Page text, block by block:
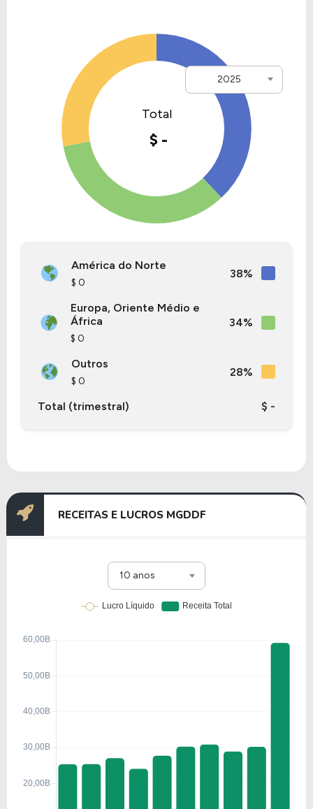
2025
América do Norte
$ 0
38%
Europa, Oriente Médio e
África
$ 0
34%
Outros
$ 0
28%
Total (trimestral) $ -
RECEITAS E LUCROS MGDDF
10 anos